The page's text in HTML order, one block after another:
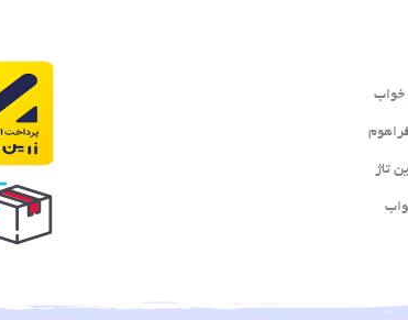
خواب
تاژ